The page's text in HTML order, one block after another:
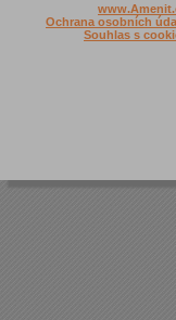
Ochrana osobních
Souhlas s